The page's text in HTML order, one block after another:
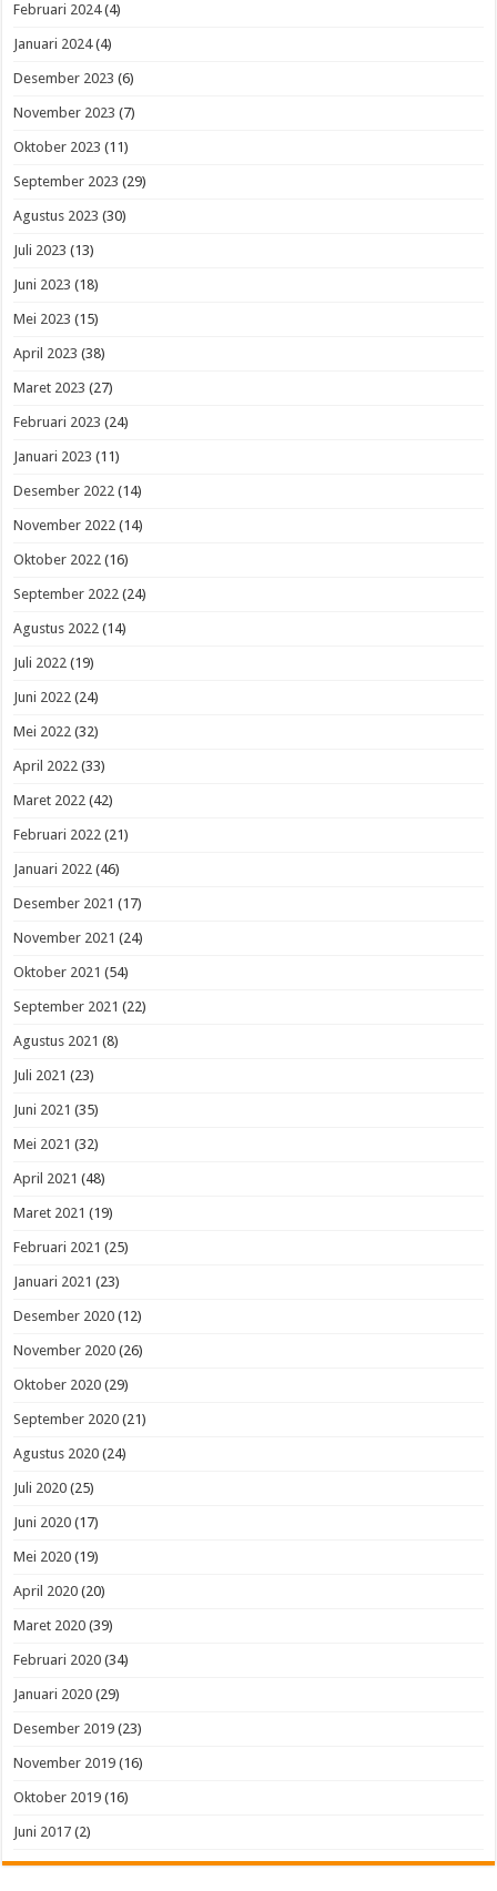
Februari 2024(4)
Januari 2024(4)
Desember 2023 (6)
November 2023 (7)
Oktober 2023 (11)
September 2023 (29)
Agustus 2023 (30)
Juli 2023 (13)
Juni 2023 (18)
Mei 2023 (15)
April 2023 (38)
Maret 2023 (27)
Februari 2023 (24)
Januari 2023 (11)
Desember 2022 (14)
November 2022 (14)
Oktober 2022 (16)
September 2022 (24)
Agustus 2022 (14)
Juli 2022 (19)
Juni 2022 (24)
Mei 2022 (32)
April 2022 (33)
Maret 2022 (42)
Februari 2022 (21)
Januari 2022 (46)
Desember 2021 (17)
November 2021 (24)
Oktober 2021 (54)
September 2021 (22)
Agustus 2021 (8)
Juli 2021 (23)
Juni 2021 (35)
Mei 2021 (32)
April 2021 (48)
Maret 2021 (19)
Februari 2021 (25)
Januari 2021 (23)
Desember 2020 (12)
November 2020 (26)
Oktober 2020 (29)
September 2020 (21)
Agustus 2020 (24)
Juli 2020 (25)
Juni 2020 (17)
Mei 2020 (19)
April 2020 (20)
Maret 2020 (39)
Februari 2020 (34)
Januari 2020 (29)
Desember 2019 (23)
November 2019 (16)
Oktober 2019 (16)
Juni 2017 (2)